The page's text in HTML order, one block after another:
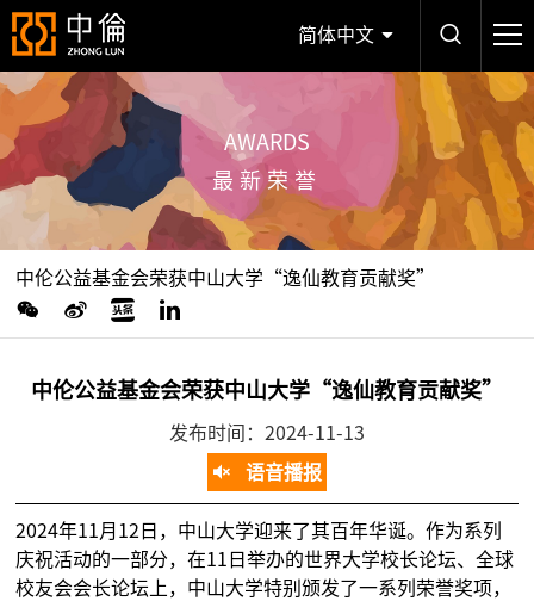
简体中文
AWARDS
最新荣誉
中伦公益基金会荣获中山大学“逸仙教育贡献奖”
中伦公益基金会荣获中山大学“逸仙教育贡献奖”
发布时间：2024-11-13
语音播报
2024年11月12日，中山大学迎来了其百年华诞。作为系列
庆祝活动的一部分，在11日举办的世界大学校长论坛、全球
校友会会长论坛上，中山大学特别颁发了一系列荣誉奖项，